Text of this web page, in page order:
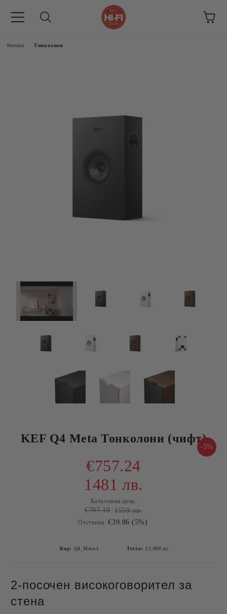
Начало Тонколони
KEF Q4 Meta Тонколони (чифт)
-5%
€757.24
1481 лв.
Каталожна цена:
€797.10 1559 лв.
Отстъпка: €39.86 (5%)
Код: Q4_Meta-1 Тегло: 12.000 кг
2-посочен високоговорител за
стена